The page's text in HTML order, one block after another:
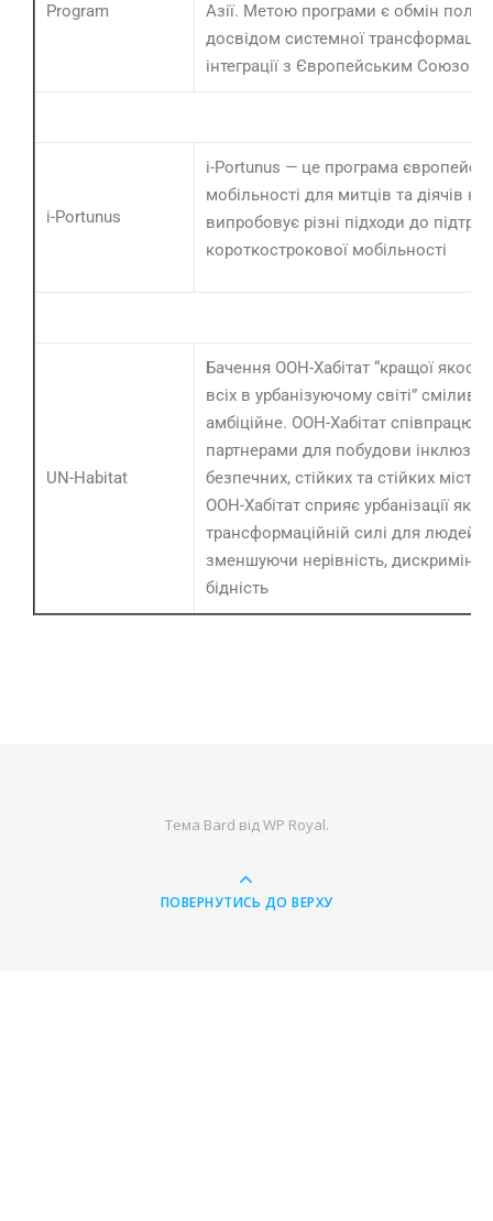
Program
Азії. Метою програми є обмін
досвідом системної трансформації
інтеграції з Європейським Союзом
i-Portunus
i-Portunus — це програма
мобільності для митців та діячів
випробовує різні підходи до
короткострокової мобільності
UN-Habitat
Бачення ООН-Хабітат “кращої
всіх в урбанізуючому світі” сміливе
амбіційне. ООН-Хабітат співпрацює
партнерами для побудови
безпечних, стійких та стійких міст
ООН-Хабітат сприяє урбанізації як
трансформаційній силі для людей
зменшуючи нерівність,
бідність
Тема Bard відWP Royal.
ПОВЕРНУТИСЬ ДО ВЕРХУ